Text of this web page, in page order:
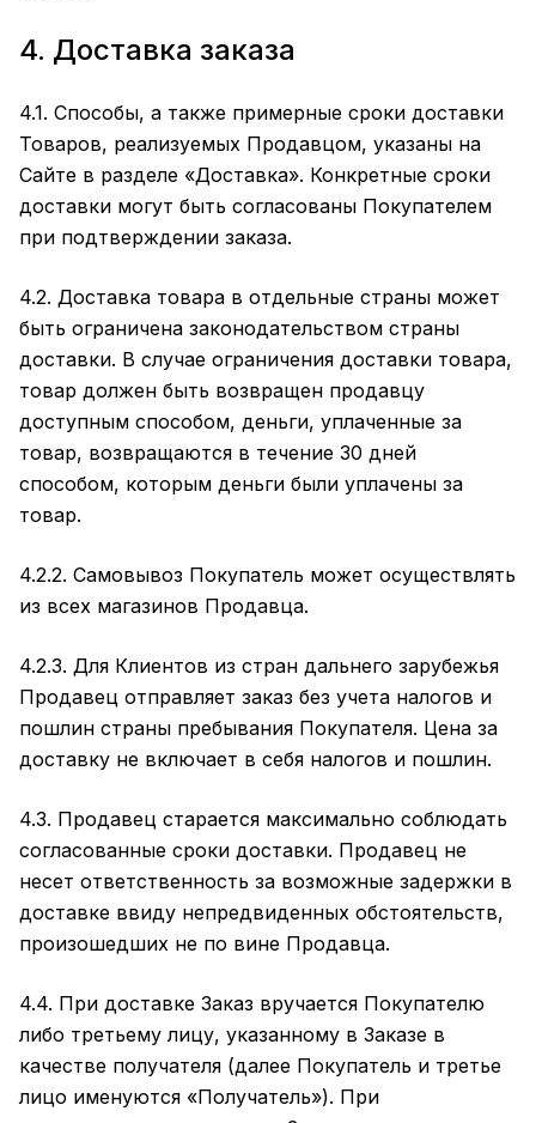
4. Доставка заказа
4.1. Способы, а также примерные сроки доставки
Товаров, реализуемых Продавцом, указаны на
Сайте в разделе «Доставка». Конкретные сроки
доставки могут быть согласованы Покупателем
при подтверждении заказа.
4.2. Доставка товара в отдельные страны может
быть ограничена законодательством страны
доставки. В случае ограничения доставки товара,
товар должен быть возвращен продавцу
доступным способом, деньги, уплаченные за
товар, возвращаются в течение 30 дней
способом, которым деньги были уплачены за
товар.
4.2.2. Самовывоз Покупатель может осуществлять
из всех магазинов Продавца.
4.2.3. Для Клиентов из стран дальнего зарубежья
Продавец отправляет заказ без учета налогов и
пошлин страны пребывания Покупателя. Цена за
доставку не включает в себя налогов и пошлин.
4.3. Продавец старается максимально соблюдать
согласованные сроки доставки. Продавец не
несет ответственность за возможные задержки в
доставке ввиду непредвиденных обстоятельств,
произошедших не по вине Продавца.
4.4. При доставке Заказ вручается Покупателю
либо третьему лицу, указанному в Заказе в
качестве получателя (далее Покупатель и третье
лицо именуются «Получатель»). При